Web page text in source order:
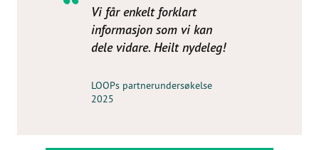
Vi får enkelt forklart
informasjon som vi kan
dele vidare. Heilt nydeleg!
LOOPs partnerundersøkelse
2025